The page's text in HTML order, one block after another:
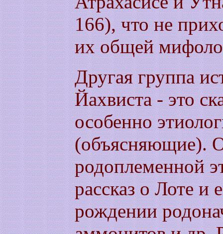
166), что не
их общей
Другая группа
Йахвиста - это
особенно
(объясняющие).
родоплеменной
рассказ о Лоте и
рождении